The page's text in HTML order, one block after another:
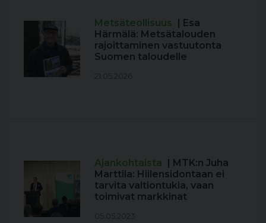
Metsäteollisuus | Esa
Härmälä: Metsätalouden
rajoittaminen vastuutonta
Suomen taloudelle
21.05.2026
Ajankohtaista | MTK:n Juha
Marttila: Hiilensidontaan ei
tarvita valtiontukia, vaan
toimivat markkinat
05.05.2023